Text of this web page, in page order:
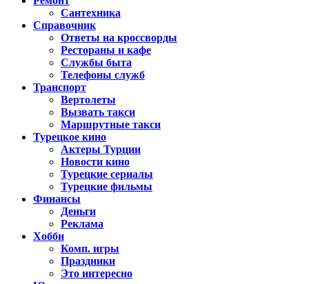
Сантехника
Справочник
Ответы на кроссворды
Рестораны и кафе
Службы быта
Телефоны служб
Транспорт
Вертолеты
Вызвать такси
Маршрутные такси
Турецкое кино
Актеры Турции
Новости кино
Турецкие сериалы
Турецкие фильмы
Финансы
Деньги
Реклама
Хобби
Комп. игры
Праздники
Это интересно